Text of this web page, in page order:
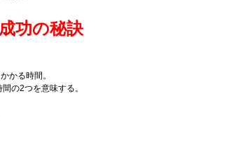
功の秘訣
かる時間。
の2つを意味する。